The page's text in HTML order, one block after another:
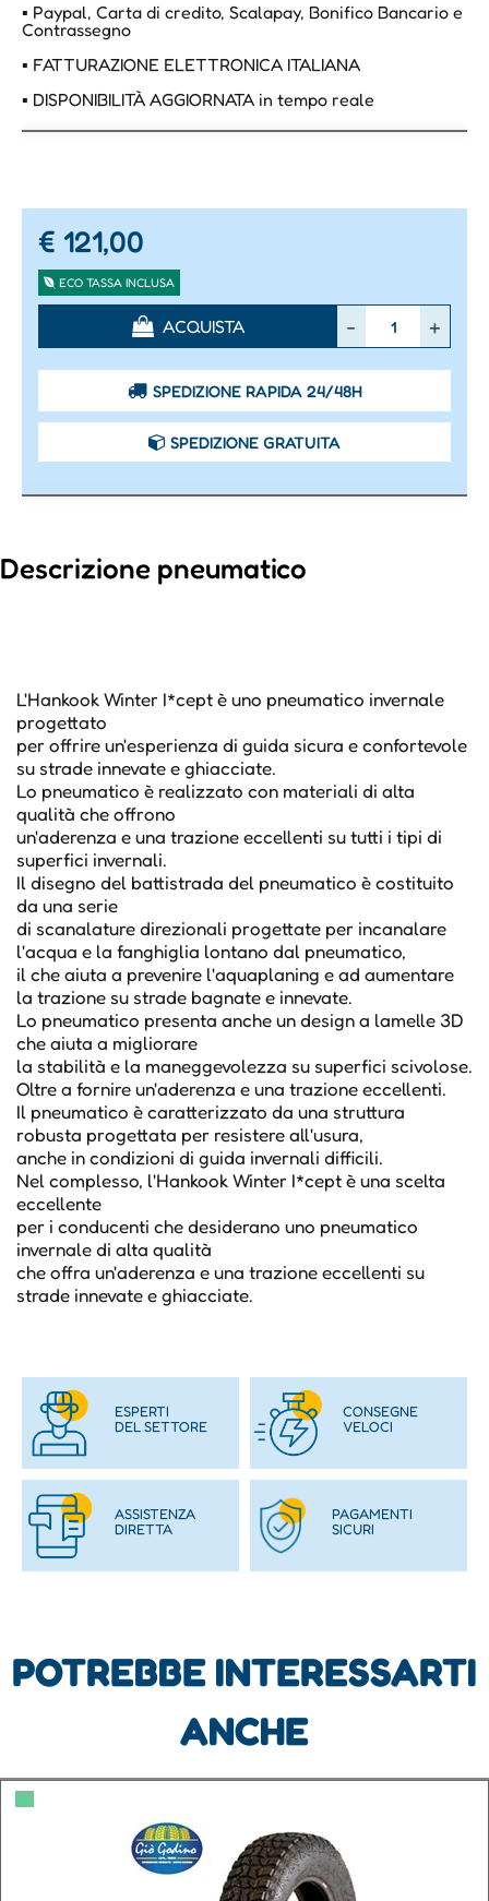
▪ Paypal, Carta di credito, Scalapay, Bonifico Bancario e
Contrassegno
▪ FATTURAZIONE ELETTRONICA ITALIANA
▪ DISPONIBILITÀ AGGIORNATA in tempo reale
€ 121,00
ECO TASSA INCLUSA
ACQUISTA
SPEDIZIONE RAPIDA 24/48H
SPEDIZIONE GRATUITA
Descrizione pneumatico
L'Hankook Winter I*cept è uno pneumatico invernale
progettato
per offrire un'esperienza di guida sicura e confortevole
su strade innevate e ghiacciate.
Lo pneumatico è realizzato con materiali di alta
qualità che offrono
un'aderenza e una trazione eccellenti su tutti i tipi di
superfici invernali.
Il disegno del battistrada del pneumatico è costituito
da una serie
di scanalature direzionali progettate per incanalare
l'acqua e la fanghiglia lontano dal pneumatico,
il che aiuta a prevenire l'aquaplaning e ad aumentare
la trazione su strade bagnate e innevate.
Lo pneumatico presenta anche un design a lamelle 3D
che aiuta a migliorare
la stabilità e la maneggevolezza su superfici scivolose.
Oltre a fornire un'aderenza e una trazione eccellenti.
Il pneumatico è caratterizzato da una struttura
robusta progettata per resistere all'usura,
anche in condizioni di guida invernali difficili.
Nel complesso, l'Hankook Winter I*cept è una scelta
eccellente
per i conducenti che desiderano uno pneumatico
invernale di alta qualità
che offra un'aderenza e una trazione eccellenti su
strade innevate e ghiacciate.
ESPERTI
DEL SETTORE
CONSEGNE
VELOCI
ASSISTENZA
DIRETTA
PAGAMENTI
SICURI
POTREBBE INTERESSARTI
ANCHE
▀